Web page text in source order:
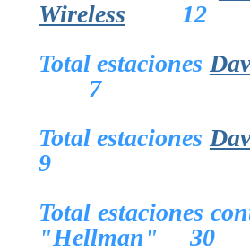
Wireless
12
Total estaciones
7
Total estaciones
9
Total estaciones
"Hellman"
30